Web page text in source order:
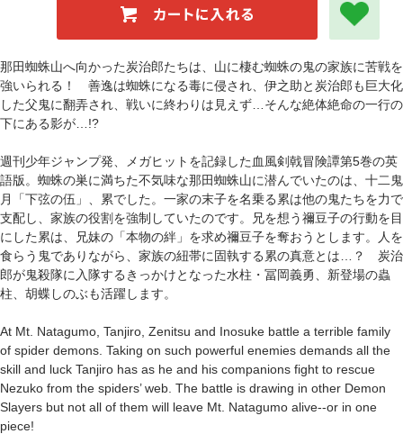
那田蜘蛛山へ向かった炭治郎たちは、山に棲む蜘蛛の鬼の家族に苦戦を
強いられる！ 善逸は蜘蛛になる毒に侵され、伊之助と炭治郎も巨大化
した父鬼に翻弄され、戦いに終わりは見えず…そんな絶体絶命の一行の
下にある影が…!?
週刊少年ジャンプ発、メガヒットを記録した血風剣戟冒険譚第5巻の英
語版。蜘蛛の巣に満ちた不気味な那田蜘蛛山に潜んでいたのは、十二鬼
月「下弦の伍」、累でした。一家の末子を名乗る累は他の鬼たちを力で
支配し、家族の役割を強制していたのです。兄を想う禰豆子の行動を目
にした累は、兄妹の「本物の絆」を求め禰豆子を奪おうとします。人を
食らう鬼でありながら、家族の紐帯に固執する累の真意とは…？ 炭治
郎が鬼殺隊に入隊するきっかけとなった水柱・冨岡義勇、新登場の蟲
柱、胡蝶しのぶも活躍します。
At Mt. Natagumo, Tanjiro, Zenitsu and Inosuke battle a terrible family
of spider demons. Taking on such powerful enemies demands all the
skill and luck Tanjiro has as he and his companions fight to rescue
Nezuko from the spiders’ web. The battle is drawing in other Demon
Slayers but not all of them will leave Mt. Natagumo alive--or in one
piece!